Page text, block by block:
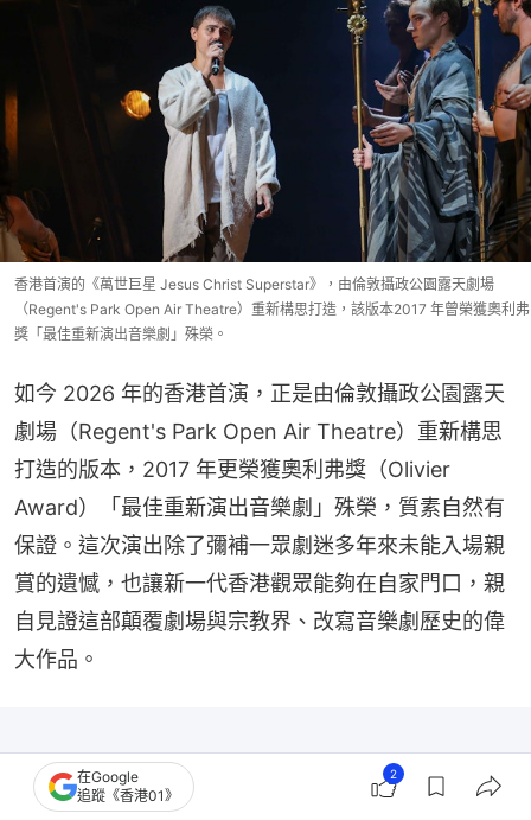
香港首演的《萬世巨星 Jesus Christ Superstar》，由倫敦攝政公園露天劇場
（Regent's Park Open Air Theatre）重新構思打造，該版本2017 年曾榮獲奧利弗
獎「最佳重新演出音樂劇」殊榮。
如今 2026 年的香港首演，正是由倫敦攝政公園露天
劇場（Regent's Park Open Air Theatre）重新構思
打造的版本，2017 年更榮獲奧利弗獎（Olivier
Award）「最佳重新演出音樂劇」殊榮，質素自然有
保證。這次演出除了彌補一眾劇迷多年來未能入場親
賞的遺憾，也讓新一代香港觀眾能夠在自家門口，親
自見證這部顛覆劇場與宗教界、改寫音樂劇歷史的偉
大作品。
在Google
追蹤《香港01》
2